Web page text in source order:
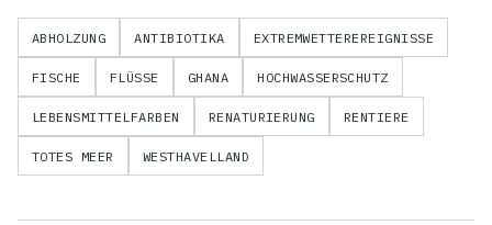
ABHOLZUNG ANTIBIOTIKA EXTREMWETTEREREIGNISSE
FISCHE FLÜSSE GHANA HOCHWASSERSCHUTZ
LEBENSMITTELFARBEN RENATURIERUNG RENTIERE
TOTES MEER WESTHAVELLAND